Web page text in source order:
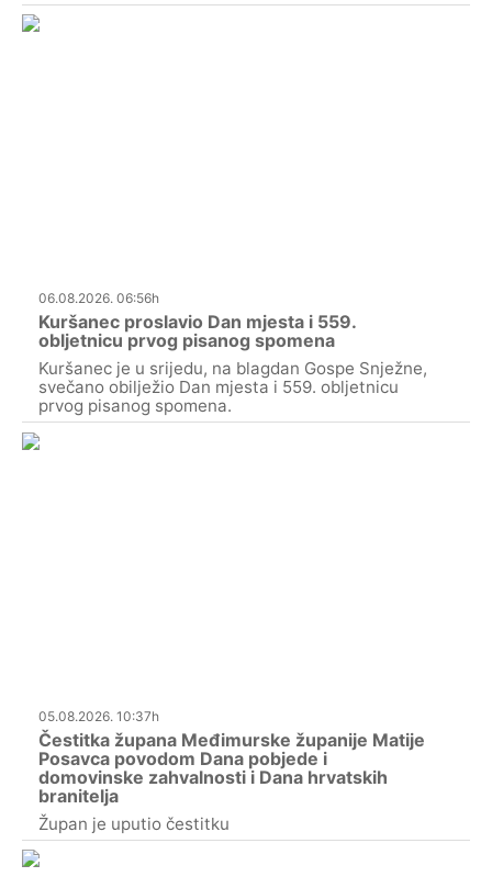
06.08.2026. 06:56h
Kuršanec proslavio Dan mjesta i 559.
obljetnicu prvog pisanog spomena
Kuršanec je u srijedu, na blagdan Gospe Snježne,
svečano obilježio Dan mjesta i 559. obljetnicu
prvog pisanog spomena.
05.08.2026. 10:37h
Čestitka župana Međimurske županije Matije
Posavca povodom Dana pobjede i
domovinske zahvalnosti i Dana hrvatskih
branitelja
Župan je uputio čestitku